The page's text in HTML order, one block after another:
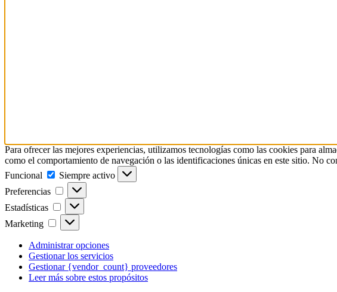
Para ofrecer las mejores experiencias, utilizamos tecnologías como las cookies para
como el comportamiento de navegación o las identificaciones únicas en este sitio. No
Funcional
Funcional
Siempre activo
Preferencias
Preferencias
Estadísticas Estadísticas
Marketing Marketing
Administrar opciones
Gestionar los servicios
Gestionar {vendor_count} proveedores
Leer más sobre estos propósitos